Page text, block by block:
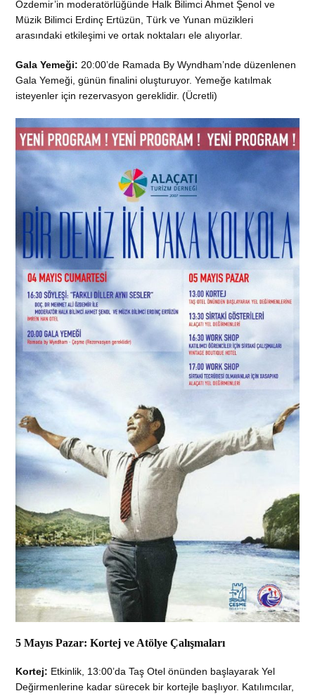
Özdemir’in moderatörlüğünde Halk Bilimci Ahmet Şenol ve
Müzik Bilimci Erdinç Ertüzün, Türk ve Yunan müzikleri
arasındaki etkileşimi ve ortak noktaları ele alıyorlar.
Gala Yemeği: 20:00’de Ramada By Wyndham’nde düzenlenen
Gala Yemeği, günün finalini oluşturuyor. Yemeğe katılmak
isteyenler için rezervasyon gereklidir. (Ücretli)
5 Mayıs Pazar: Kortej ve Atölye Çalışmaları
Kortej: Etkinlik, 13:00’da Taş Otel önünden başlayarak Yel
Değirmenlerine kadar sürecek bir kortejle başlıyor. Katılımcılar,